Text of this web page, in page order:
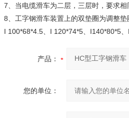
7、当电缆滑车为二层，三层时，要求相
8、工字钢滑车装置上的双垫圈为调整
I 100*68*4.5、I 120*74*5、I140*80*5
产品：
您的单位：